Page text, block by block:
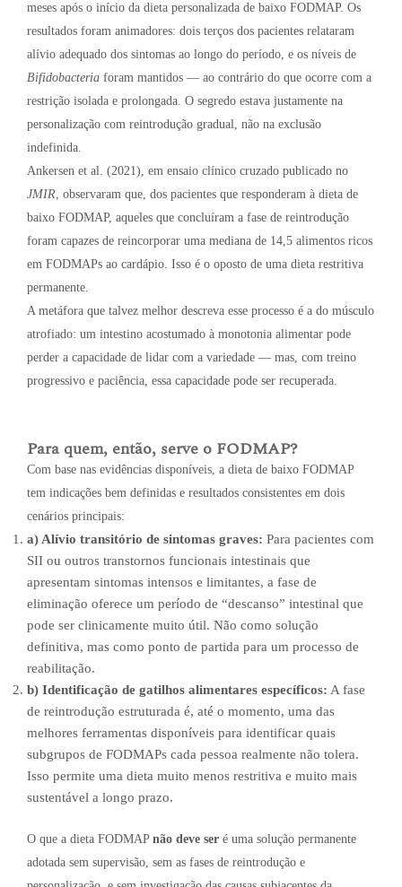
meses após o início da dieta personalizada de baixo FODMAP. Os
resultados foram animadores: dois terços dos pacientes relataram
alívio adequado dos sintomas ao longo do período, e os níveis de
Bifidobacteria foram mantidos — ao contrário do que ocorre com a
restrição isolada e prolongada. O segredo estava justamente na
personalização com reintrodução gradual, não na exclusão
indefinida.
Ankersen et al. (2021), em ensaio clínico cruzado publicado no
JMIR , observaram que, dos pacientes que responderam à dieta de
baixo FODMAP, aqueles que concluíram a fase de reintrodução
foram capazes de reincorporar uma mediana de 14,5 alimentos ricos
em FODMAPs ao cardápio. Isso é o oposto de uma dieta restritiva
permanente.
A metáfora que talvez melhor descreva esse processo é a do músculo
atrofiado: um intestino acostumado à monotonia alimentar pode
perder a capacidade de lidar com a variedade — mas, com treino
progressivo e paciência, essa capacidade pode ser recuperada.
Para quem, então, serve o FODMAP?
Com base nas evidências disponíveis, a dieta de baixo FODMAP
tem indicações bem definidas e resultados consistentes em dois
cenários principais:
a) Alívio transitório de sintomas graves: Para pacientes com
SII ou outros transtornos funcionais intestinais que
apresentam sintomas intensos e limitantes, a fase de
eliminação oferece um período de “descanso” intestinal que
pode ser clinicamente muito útil. Não como solução
definitiva, mas como ponto de partida para um processo de
reabilitação.
b) Identificação de gatilhos alimentares específicos: A fase
de reintrodução estruturada é, até o momento, uma das
melhores ferramentas disponíveis para identificar quais
subgrupos de FODMAPs cada pessoa realmente não tolera.
Isso permite uma dieta muito menos restritiva e muito mais
sustentável a longo prazo.
O que a dieta FODMAP não deve ser é uma solução permanente
adotada sem supervisão, sem as fases de reintrodução e